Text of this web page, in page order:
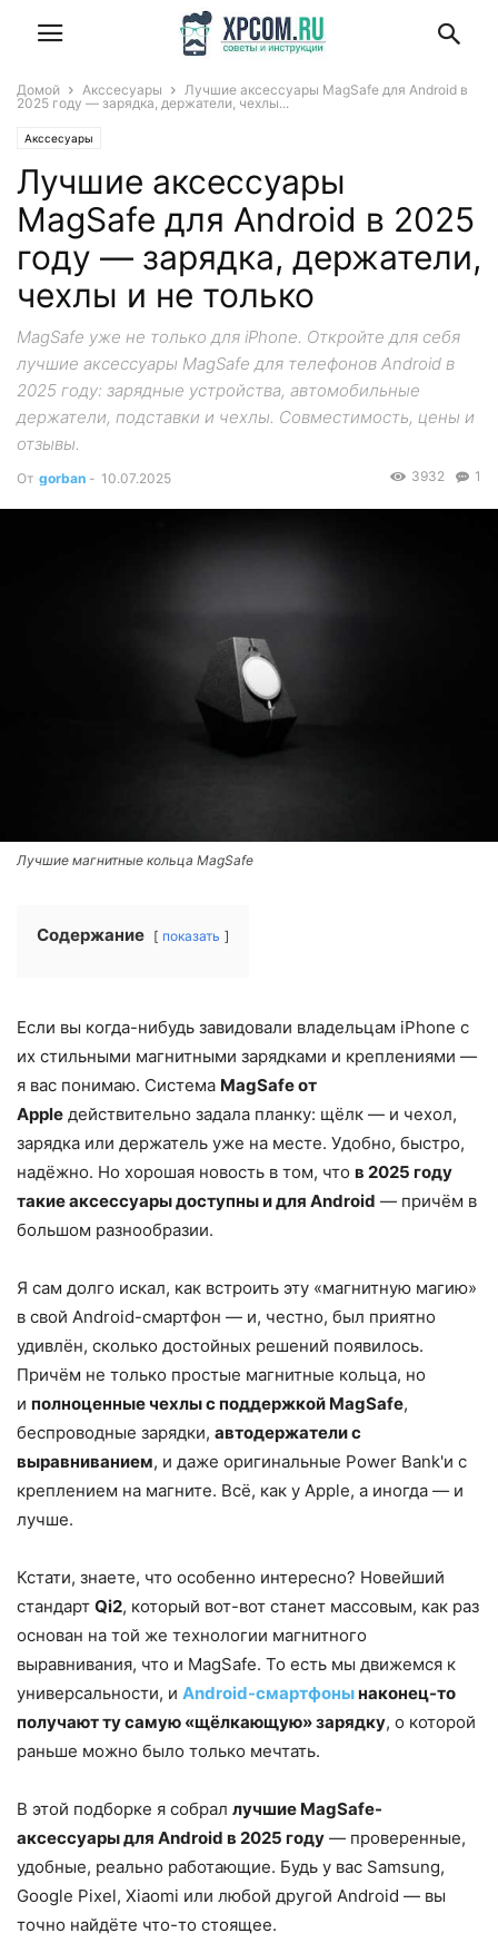
Домой Акссесуары
Лучшие аксессуары MagSafe для Android в
2025 году — зарядка, держатели, чехлы...
Акссесуары
Лучшие аксессуары
MagSafe для Android в 2025
году — зарядка, держатели,
чехлы и не только
MagSafe уже не только для iPhone. Откройте для себя
лучшие аксессуары MagSafe для телефонов Android в
2025 году: зарядные устройства, автомобильные
держатели, подставки и чехлы. Совместимость, цены и
отзывы.
От gorban - 10.07.2025 1
3932
Лучшие магнитные кольца MagSafe
Содержание показать
Если вы когда-нибудь завидовали владельцам iPhone с
их стильными магнитными зарядками и креплениями —
я вас понимаю. Система MagSafe от
Apple действительно задала планку: щёлк — и чехол,
зарядка или держатель уже на месте. Удобно, быстро,
надёжно. Но хорошая новость в том, что в 2025 году
такие аксессуары доступны и для Android — причём в
большом разнообразии.
Я сам долго искал, как встроить эту «магнитную магию»
в свой Android-смартфон — и, честно, был приятно
удивлён, сколько достойных решений появилось.
Причём не только простые магнитные кольца, но
и полноценные чехлы с поддержкой MagSafe,
беспроводные зарядки, автодержатели с
выравниванием, и даже оригинальные Power Bank'и с
креплением на магните. Всё, как у Apple, а иногда — и
лучше.
Кстати, знаете, что особенно интересно? Новейший
стандарт Qi2, который вот-вот станет массовым, как раз
основан на той же технологии магнитного
выравнивания, что и MagSafe. То есть мы движемся к
универсальности, и Android-смартфонынаконец-то
получают ту самую «щёлкающую» зарядку, о которой
раньше можно было только мечтать.
В этой подборке я собрал лучшие MagSafe-
аксессуары для Android в 2025 году — проверенные,
удобные, реально работающие. Будь у вас Samsung,
Google Pixel, Xiaomi или любой другой Android — вы
точно найдёте что-то стоящее.